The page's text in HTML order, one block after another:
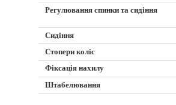
Регулювання спинки та сидіння
Сидіння
Стопери коліс
Фіксація нахилу
Штабелювання